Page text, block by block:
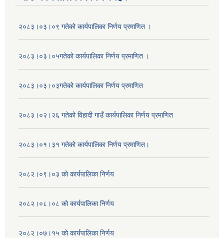
२०८३।०३।०९ गतेको कार्यपालिका निर्णय प्रमाणित ।
२०८३।०३।०५गतेको कार्यपालिका निर्णय प्रमाणित ।
२०८३।०३।०३गतेको कार्यपालिका निर्णय प्रमाणित
२०८३।०२।२६ गतेको विहादी गाउँ कार्यपालिका निर्णय प्रमाणित
२०८३।०१।३१ गतेको कार्यपालिका निर्णय प्रमाणित।
२०८२।०९।०३ को कार्यपालिका निर्णय
२०८२।०८।०८ को कार्यपालिका निर्णय
२०८२।०७।१५ को कार्यपालिका निर्णय